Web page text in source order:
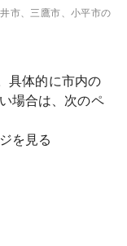
市、三鷹市、小平市の
具体的に市内の
場合は、次のペ
を見る